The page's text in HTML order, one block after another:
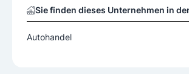
Sie finden dieses Unternehmen in
Autohandel